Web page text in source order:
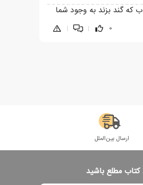
که گند بزند به وجود شما
0
|
|
ارسال بین‌الملل
کتاب مطلع باشید